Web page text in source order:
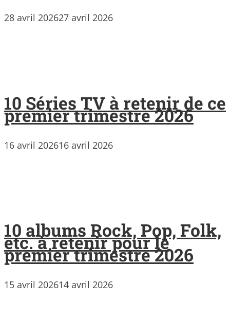
28 avril 202627 avril 2026
10 Séries TV à retenir de ce
premier trimestre 2026
16 avril 202616 avril 2026
10 albums Rock, Pop, Folk,
etc. à retenir pour le
premier trimestre 2026
15 avril 202614 avril 2026